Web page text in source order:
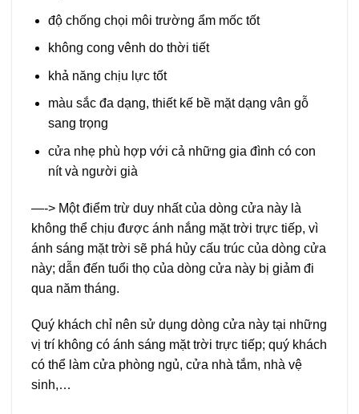
độ chống chọi môi trường ẩm mốc tốt
không cong vênh do thời tiết
khả năng chịu lực tốt
màu sắc đa dạng, thiết kế bề mặt dạng vân gỗ
sang trọng
cửa nhẹ phù hợp với cả những gia đình có con
nít và người già
—-> Một điểm trừ duy nhất của dòng cửa này là
không thể chịu được ánh nắng mặt trời trực tiếp, vì
ánh sáng mặt trời sẽ phá hủy cấu trúc của dòng cửa
này; dẫn đến tuổi thọ của dòng cửa này bị giảm đi
qua năm tháng.
Quý khách chỉ nên sử dụng dòng cửa này tại những
vị trí không có ánh sáng mặt trời trực tiếp; quý khách
có thể làm cửa phòng ngủ, cửa nhà tắm, nhà vệ
sinh,…